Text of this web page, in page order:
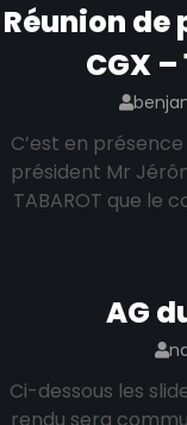
Réunion de
CGX –
C’est en
président Mr
TABAROT que le
AG
Ci-dessous les